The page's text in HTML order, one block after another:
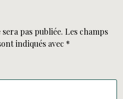
pas publiée. Les champs
indiqués avec *